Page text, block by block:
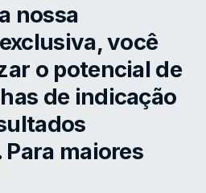
nossa
você
o potencial de
de indicação
maiores